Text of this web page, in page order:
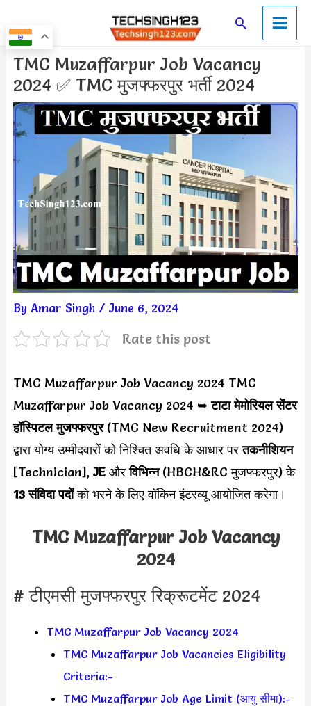
to
content
SearchMain
Menu
TMC Muzaffarpur Job Vacancy
2024 ✅ TMC मुजफ्फरपुर भर्ती 2024
By Amar Singh / June 6, 2024
Rate this post
TMC Muzaffarpur Job Vacancy 2024 TMC
Muzaffarpur Job Vacancy 2024 ➥ टाटा मेमोरियल सेंटर
हॉस्पिटल मुजफ्फरपुर (TMC New Recruitment 2024)
द्वारा योग्य उम्मीदवारों को निश्चित अवधि के आधार परतकनीशियन
[Technician], JE औरविभिन्न(HBCH&RC मुजफ्फरपुर) के
13 संविदा पदोंको भरने के लिए वॉकिन इंटरव्यू आयोजित करेगा।
TMC Muzaffarpur Job Vacancy
2024
# टीएमसी मुजफ्फरपुर रिक्रूटमेंट 2024
TMC Muzaffarpur Job Vacancy 2024
TMC Muzaffarpur Job Vacancies Eligibility
Criteria:-
TMC Muzaffarpur Job Age Limit (आयु सीमा):-
Post
navigation